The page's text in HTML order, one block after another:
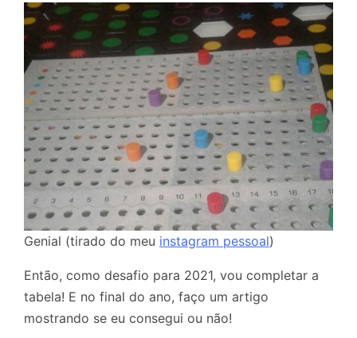
Genial (tirado do meu instagram pessoal)
Então, como desafio para 2021, vou completar a
tabela! E no final do ano, faço um artigo
mostrando se eu consegui ou não!